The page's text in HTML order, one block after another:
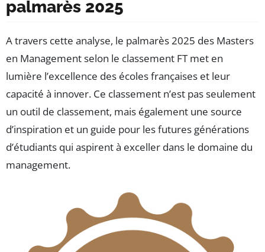
palmarès 2025
A travers cette analyse, le palmarès 2025 des Masters
en Management selon le classement FT met en
lumière l’excellence des écoles françaises et leur
capacité à innover. Ce classement n’est pas seulement
un outil de classement, mais également une source
d’inspiration et un guide pour les futures générations
d’étudiants qui aspirent à exceller dans le domaine du
management.